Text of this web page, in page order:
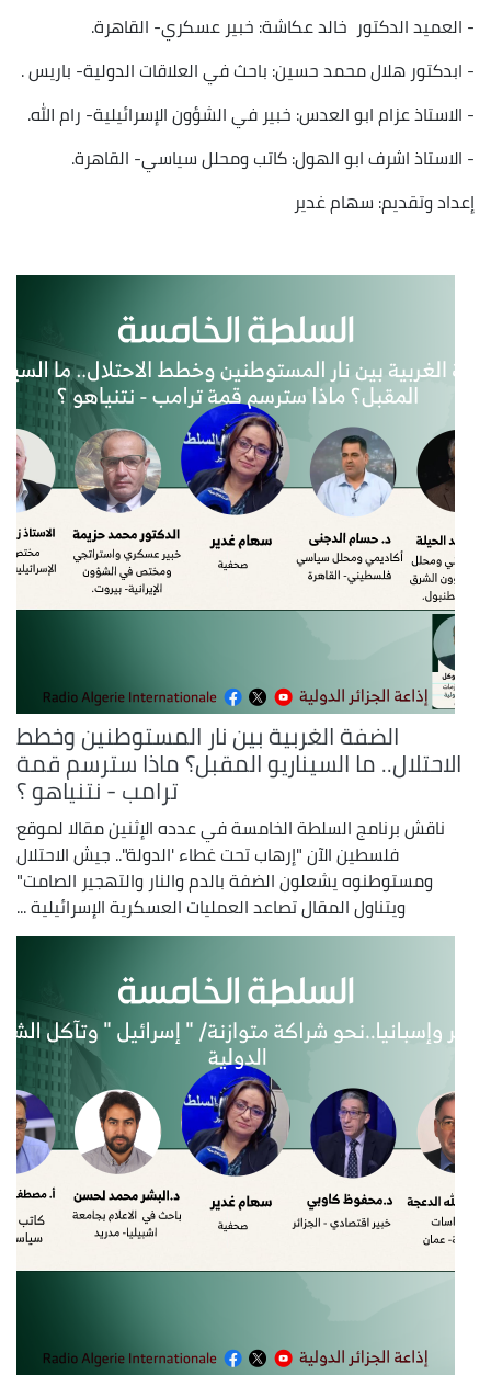
- العميد الدكتور خالد عكاشة: خبير عسكري- القاهرة.
- ابدكتور هلال محمد حسين: باحث في العلاقات الدولية- باريس .
- الاستاذ عزام ابو العدس: خبير في الشؤون الإسرائيلية- رام الله.
- الاستاذ اشرف ابو الهول: كاتب ومحلل سياسي- القاهرة.
إعداد وتقديم: سهام غدير
الضفة الغربية بين نار المستوطنين وخطط
الاحتلال.. ما السيناريو المقبل؟ ماذا سترسم قمة
ترامب - نتنياهو ؟
ناقش برنامج السلطة الخامسة في عدده الإثنين مقالا لموقع
فلسطين الآن "إرهاب تحت غطاء 'الدولة".. جيش الاحتلال
ومستوطنوه يشعلون الضفة بالدم والنار والتهجير الصامت"
ويتناول المقال تصاعد العمليات العسكرية الإسرائيلية ...